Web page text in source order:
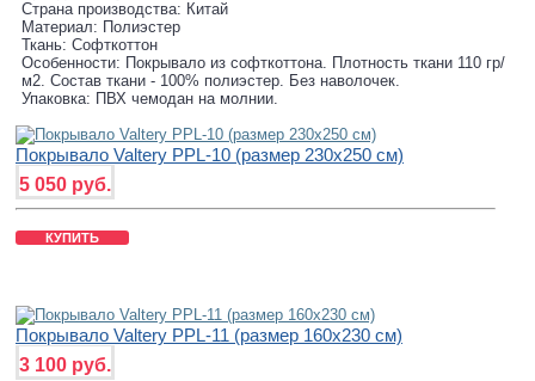
Страна производства: Китай
Материал: Полиэстер
Ткань: Софткоттон
Особенности: Покрывало из софткоттона. Плотность ткани 110 гр/
м2. Состав ткани - 100% полиэстер. Без наволочек.
Упаковка: ПВХ чемодан на молнии.
Покрывало Valtery PPL-10 (размер 230х250 см)
5 050 руб.
КУПИТЬ
Покрывало Valtery PPL-11 (размер 160х230 см)
3 100 руб.